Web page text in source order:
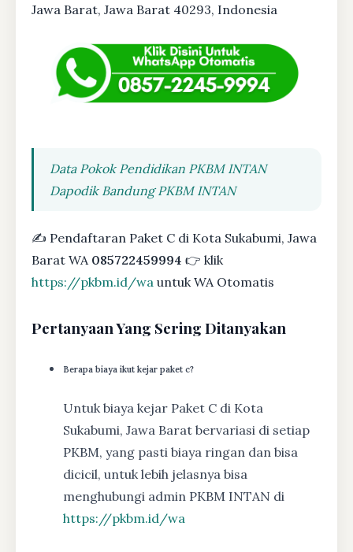
Jawa Barat, Jawa Barat 40293, Indonesia
Data Pokok Pendidikan PKBM INTAN
Dapodik Bandung PKBM INTAN
✍ Pendaftaran Paket C di Kota Sukabumi, Jawa
Barat WA 085722459994 👉 klik
https://pkbm.id/wa untuk WA Otomatis
Pertanyaan Yang Sering Ditanyakan
Berapa biaya ikut kejar paket c?
Untuk biaya kejar Paket C di Kota
Sukabumi, Jawa Barat bervariasi di setiap
PKBM, yang pasti biaya ringan dan bisa
dicicil, untuk lebih jelasnya bisa
menghubungi admin PKBM INTAN di
https://pkbm.id/wa